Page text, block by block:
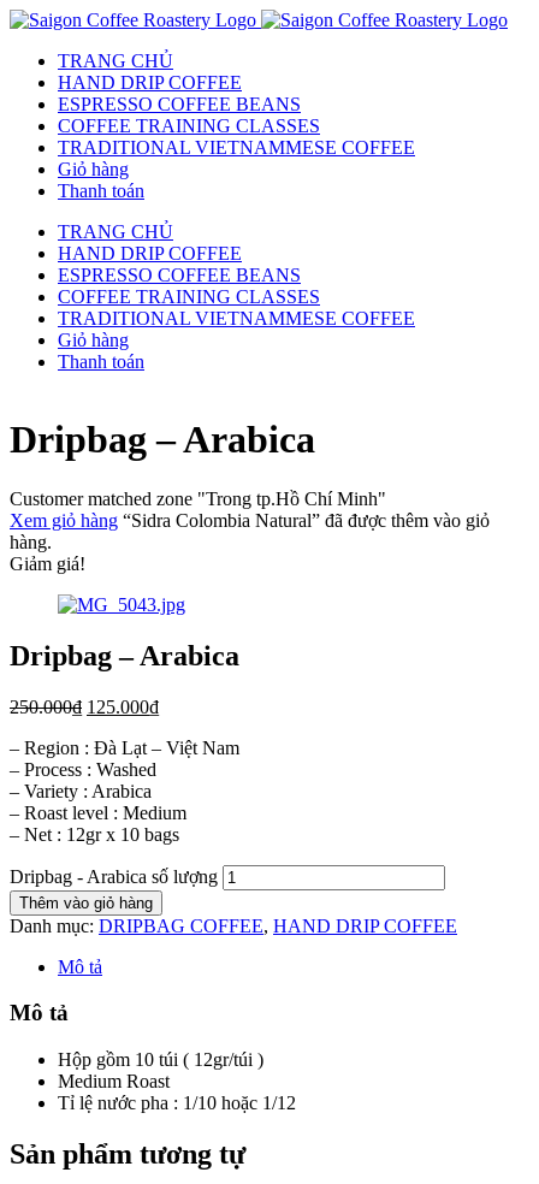
TRANG CHỦ
HAND DRIP COFFEE
ESPRESSO COFFEE BEANS
COFFEE TRAINING CLASSES
TRADITIONAL VIETNAMMESE COFFEE
Giỏ hàng
Thanh toán
TRANG CHỦ
HAND DRIP COFFEE
ESPRESSO COFFEE BEANS
COFFEE TRAINING CLASSES
TRADITIONAL VIETNAMMESE COFFEE
Giỏ hàng
Thanh toán
Dripbag – Arabica
Customer matched zone "Trong tp.Hồ Chí Minh"
Xem giỏ hàng “Sidra Colombia Natural” đã được thêm vào giỏ
hàng.
Giảm giá!
Dripbag – Arabica
250.000₫ 125.000₫
– Region : Đà Lạt – Việt Nam
– Process : Washed
– Variety : Arabica
– Roast level : Medium
– Net : 12gr x 10 bags
Dripbag - Arabica số lượng
Thêm vào giỏ hàng
Danh mục: DRIPBAG COFFEE, HAND DRIP COFFEE
Mô tả
Mô tả
Hộp gồm 10 túi ( 12gr/túi )
Medium Roast
Tỉ lệ nước pha : 1/10 hoặc 1/12
Sản phẩm tương tự